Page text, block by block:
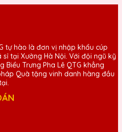
tự hào là đơn vị nhập khẩu cúp
tại Xưởng Hà Nội. Với đội ngũ kỹ
Biểu Trưng Pha Lê QTG khẳng
Quà tặng vinh danh hàng đầu